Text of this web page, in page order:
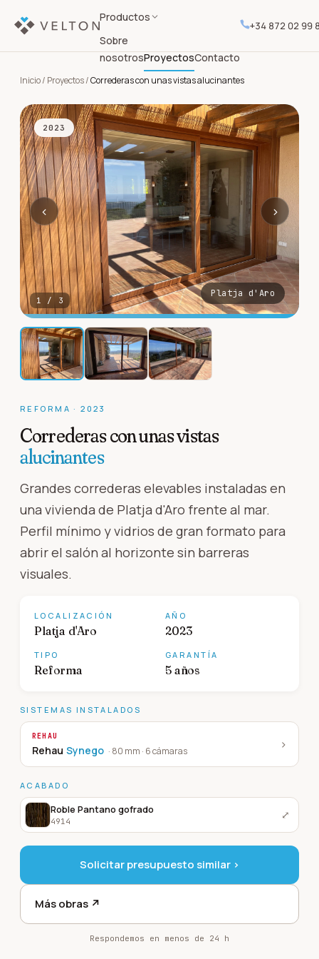
Productos
Sobre
nosotrosProyectosContacto
+34 872 02 99
Inicio/ Proyectos/Correderas con unas vistas alucinantes
2023
Platja d'Aro
‹ ›
1 / 3
REFORMA ·2023
Correderas con unas vistas
alucinantes
Grandes correderas elevables instaladas en
una vivienda de Platja d'Aro frente al mar.
Perfil mínimo y vidrios de gran formato para
abrir el salón al horizonte sin barreras
visuales.
LOCALIZACIÓN
Platja d'Aro
AÑO
2023
TIPO
Reforma
GARANTÍA
5 años
SISTEMAS INSTALADOS
REHAU
Rehau Synego · 80 mm · 6 cámaras ›
ACABADO
Roble Pantano gofrado
4914 ⤢
Solicitar presupuesto similar ›
Más obras ↗
Respondemos en menos de 24 h